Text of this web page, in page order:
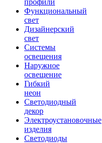
профили
Функциональный
свет
Дизайнерский
свет
Системы
освещения
Наружное
освещение
Гибкий
неон
Светодиодный
декор
Электроустановочные
изделия
Светодиоды